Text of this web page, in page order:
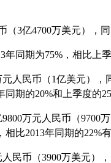
（3亿4700万美元），
年同期为75% ，相比上
元人民币（1亿美元），
同期的20%和上季度的
9800万元人民币（9700
，相比2013年同期的22%
人民币（3900万美元）